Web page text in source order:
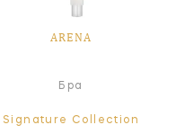
ARENA
Бра
Signature Collection